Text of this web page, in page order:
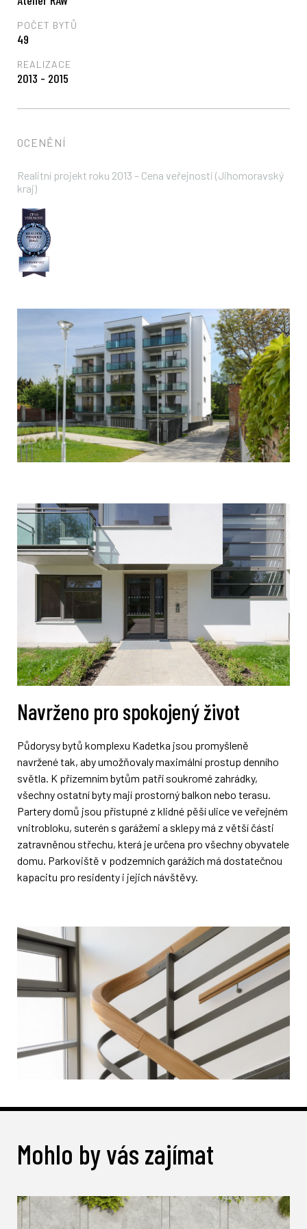
POČET BYTŮ
49
REALIZACE
2013 - 2015
OCENĚNÍ
Realitní projekt roku 2013 – Cena veřejnosti (Jihomoravský
kraj)
Navrženo pro spokojený život
Půdorysy bytů komplexu Kadetka jsou promyšleně
navržené tak, aby umožňovaly maximální prostup denního
světla. K přízemním bytům patří soukromé zahrádky,
všechny ostatní byty mají prostorný balkon nebo terasu.
Partery domů jsou přístupné z klidné pěší ulice ve veřejném
vnitrobloku, suterén s garážemi a sklepy má z větší části
zatravněnou střechu, která je určena pro všechny obyvatele
domu. Parkoviště v podzemních garážích má dostatečnou
kapacitu pro residenty i jejich návštěvy.
Mohlo by vás zajímat